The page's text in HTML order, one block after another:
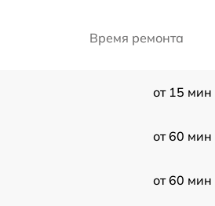
Время ремонта
от 15 мин
от 60 мин
от 60 мин